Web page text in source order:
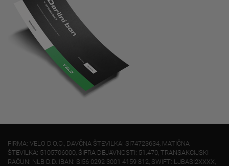
FIRMA: VELO D.O.O., DAVČNA ŠTEVILKA: SI74723634, MATIČNA
ŠTEVILKA: 5105706000, ŠIFRA DEJAVNOSTI: 51.470, TRANSAKCIJSKI
RAČUN: NLB D.D. IBAN: SI56 0292 3001 4159 812, SWIFT: LJBASI2XXXX,